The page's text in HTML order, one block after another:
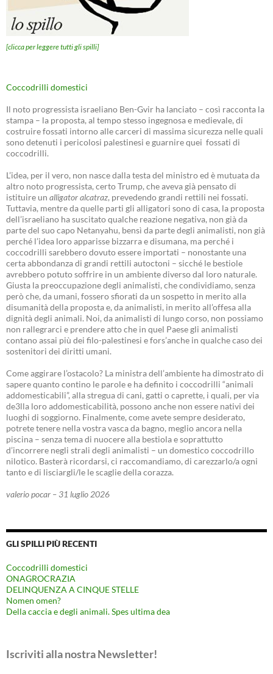
[clicca per leggere tutti gli spilli]
Coccodrilli domestici
Il noto progressista israeliano Ben-Gvir ha lanciato – così racconta la
stampa – la proposta, al tempo stesso ingegnosa e medievale, di
costruire fossati intorno alle carceri di massima sicurezza nelle quali
sono detenuti i pericolosi palestinesi e guarnire quei fossati di
coccodrilli.
L’idea, per il vero, non nasce dalla testa del ministro ed è mutuata da
altro noto progressista, certo Trump, che aveva già pensato di
istituire un alligator alcatraz, prevedendo grandi rettili nei fossati.
Tuttavia, mentre da quelle parti gli alligatori sono di casa, la proposta
dell’israeliano ha suscitato qualche reazione negativa, non già da
parte del suo capo Netanyahu, bensì da parte degli animalisti, non già
perché l’idea loro apparisse bizzarra e disumana, ma perché i
coccodrilli sarebbero dovuto essere importati – nonostante una
certa abbondanza di grandi rettili autoctoni – sicché le bestiole
avrebbero potuto soffrire in un ambiente diverso dal loro naturale.
Giusta la preoccupazione degli animalisti, che condividiamo, senza
però che, da umani, fossero sfiorati da un sospetto in merito alla
disumanità della proposta e, da animalisti, in merito all’offesa alla
dignità degli animali. Noi, da animalisti di lungo corso, non possiamo
non rallegrarci e prendere atto che in quel Paese gli animalisti
contano assai più dei filo-palestinesi e fors’anche in qualche caso dei
sostenitori dei diritti umani.
Come aggirare l’ostacolo? La ministra dell’ambiente ha dimostrato di
sapere quanto contino le parole e ha definito i coccodrilli “animali
addomesticabili”, alla stregua di cani, gatti o caprette, i quali, per via
de3lla loro addomesticabilità, possono anche non essere nativi dei
luoghi di soggiorno. Finalmente, come avete sempre desiderato,
potrete tenere nella vostra vasca da bagno, meglio ancora nella
piscina – senza tema di nuocere alla bestiola e soprattutto
d’incorrere negli strali degli animalisti – un domestico coccodrillo
nilotico. Basterà ricordarsi, ci raccomandiamo, di carezzarlo/a ogni
tanto e di lisciargli/le le scaglie della corazza.
valerio pocar – 31 luglio 2026
GLI SPILLI PIÙ RECENTI
Coccodrilli domestici
ONAGROCRAZIA
DELINQUENZA A CINQUE STELLE
Nomen omen?
Della caccia e degli animali. Spes ultima dea
Iscriviti alla nostra Newsletter!